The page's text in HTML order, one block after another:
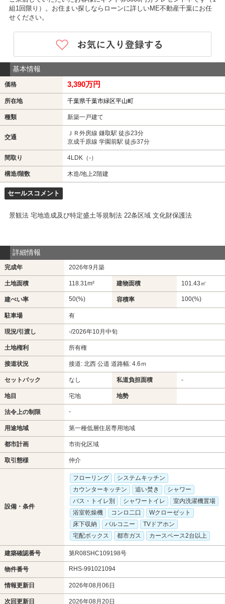
組1回限り）。お住まい探しならローンに詳しいME不動産千葉にお任
せください。
基本情報
価格 3,390万円
所在地 千葉県千葉市緑区平山町
種類 新築一戸建て
交通
ＪＲ外房線 鎌取駅 徒歩23分
京成千原線 学園前駅 徒歩37分
間取り 4LDK（-）
構造/階数 木造/地上2階建
セールスコメント
景観法 宅地造成及び特定盛土等規制法 22条区域 文化財保護法
詳細情報
完成年 2026年9月築
土地面積 118.31m² 建物面積 101.43㎡
建ぺい率 50(%) 容積率 100(%)
駐車場 有
現況/引渡し -/2026年10月中旬
土地権利 所有権
接道状況 接道: 北西 公道 道路幅: 4.6ｍ
セットバック なし 私道負担面積 -
地目 宅地 地勢
法令上の制限 -
用途地域 第一種低層住居専用地域
都市計画 市街化区域
取引態様 仲介
設備・条件
フローリング
システムキッチン
カウンターキッチン
追い焚き
シャワー
バス・トイレ別
シャワートイレ
室内洗濯機置場
浴室乾燥機
コンロ二口
Wクローゼット
床下収納
バルコニー
TVドアホン
宅配ボックス
都市ガス カースペース2台以上
建築確認番号 第R08SHC109198号
物件番号 RHS-991021094
情報更新日 2026年08月06日
次回更新日 2026年08月20日